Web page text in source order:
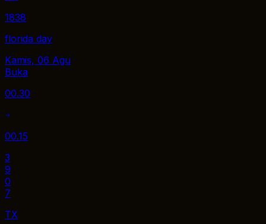
1838
florida day
Kamis, 06 Agu
Buka
00.30
00.15
3
9
0
7
TX